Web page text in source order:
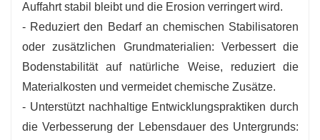
Auffahrt stabil bleibt und die Erosion verringert wird.
- Reduziert den Bedarf an chemischen Stabilisatoren
oder zusätzlichen Grundmaterialien: Verbessert die
Bodenstabilität auf natürliche Weise, reduziert die
Materialkosten und vermeidet chemische Zusätze.
- Unterstützt nachhaltige Entwicklungspraktiken durch
die Verbesserung der Lebensdauer des Untergrunds: